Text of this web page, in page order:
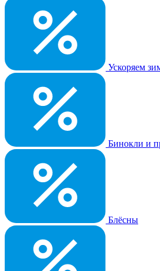
Ускоряем
Бинокли и
Блёсны